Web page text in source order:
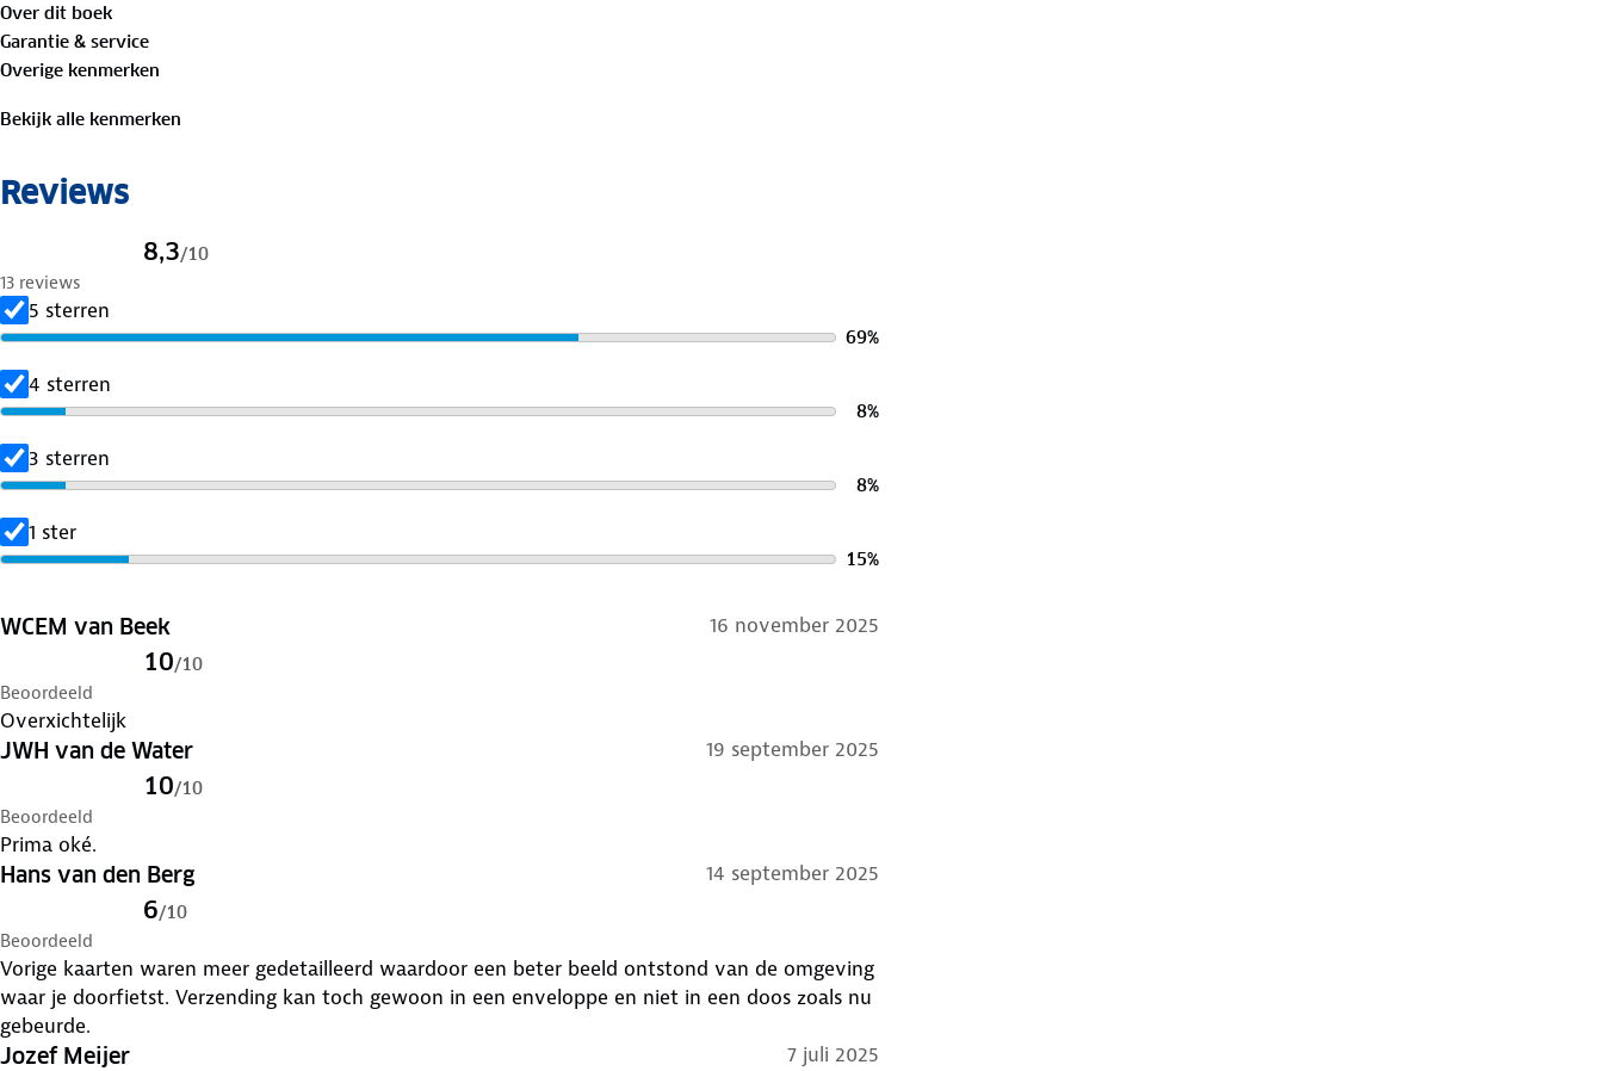
Over dit boek
Garantie & service
Overige kenmerken
Bekijk alle kenmerken
Reviews
8,3/10
13 reviews
5 sterren
69%
4 sterren
8%
3 sterren
8%
1 ster
15%
WCEM van Beek 16 november 2025
10/10
Beoordeeld
Overxichtelijk
JWH van de Water 19 september 2025
10/10
Beoordeeld
Prima oké.
Hans van den Berg 14 september 2025
6/10
Beoordeeld
Vorige kaarten waren meer gedetailleerd waardoor een beter beeld ontstond van de omgeving
waar je doorfietst. Verzending kan toch gewoon in een enveloppe en niet in een doos zoals nu
gebeurde.
Jozef Meijer 7 juli 2025